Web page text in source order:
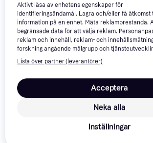
Aktivt läsa av enhetens egenskaper för
identifieringsändamål. Lagra och/eller få åtkomst
information på en enhet. Mäta reklamprestanda.
begränsade data för att välja reklam.
reklam och innehåll, reklam- och
forskning angående målgrupp och
Lista över partner (leverantörer)
Neka alla
Acceptera
Inställningar